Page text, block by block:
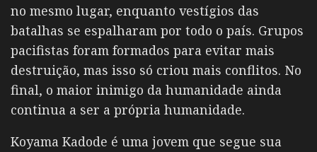
no mesmo lugar, enquanto vestígios das
batalhas se espalharam por todo o país. Grupos
pacifistas foram formados para evitar mais
destruição, mas isso só criou mais conflitos. No
final, o maior inimigo da humanidade ainda
continua a ser a própria humanidade.
Koyama Kadode é uma jovem que segue sua